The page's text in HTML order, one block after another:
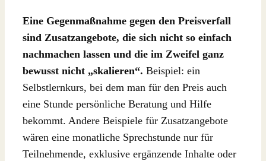
Eine Gegenmaßnahme gegen den Preisverfall
sind Zusatzangebote, die sich nicht so einfach
nachmachen lassen und die im Zweifel ganz
bewusst nicht „skalieren“. Beispiel: ein
Selbstlernkurs, bei dem man für den Preis auch
eine Stunde persönliche Beratung und Hilfe
bekommt. Andere Beispiele für Zusatzangebote
wären eine monatliche Sprechstunde nur für
Teilnehmende, exklusive ergänzende Inhalte oder